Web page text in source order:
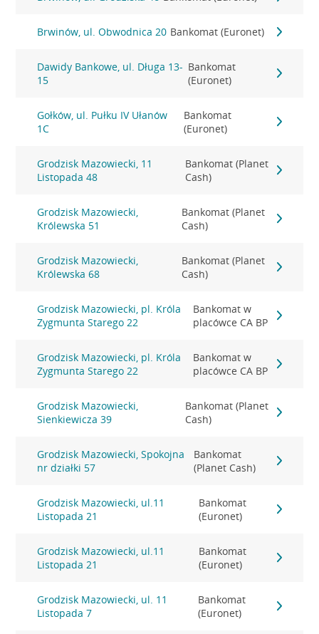
Brwinów, ul. Obwodnica 20 Bankomat (Euronet)
Dawidy Bankowe, ul. Długa 13-
15
Bankomat
(Euronet)
Gołków, ul. Pułku IV Ułanów
1C
Bankomat
(Euronet)
Grodzisk Mazowiecki, 11
Listopada 48
Bankomat (Planet
Cash)
Grodzisk Mazowiecki,
Królewska 51
Bankomat (Planet
Cash)
Grodzisk Mazowiecki,
Królewska 68
Bankomat (Planet
Cash)
Grodzisk Mazowiecki, pl. Króla
Zygmunta Starego 22
Bankomat w
placówce CA BP
Grodzisk Mazowiecki, pl. Króla
Zygmunta Starego 22
Bankomat w
placówce CA BP
Grodzisk Mazowiecki,
Sienkiewicza 39
Bankomat (Planet
Cash)
Grodzisk Mazowiecki, Spokojna
nr działki 57
Bankomat
(Planet Cash)
Grodzisk Mazowiecki, ul.11
Listopada 21
Bankomat
(Euronet)
Grodzisk Mazowiecki, ul.11
Listopada 21
Bankomat
(Euronet)
Grodzisk Mazowiecki, ul. 11
Listopada 7
Bankomat
(Euronet)